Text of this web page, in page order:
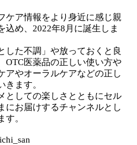
ア情報をより身近に感じ親
込め、2022年8月に誕生しま
た不調」や放っておくと良
OTC医薬品の正しい使い方や
アやオーラルケアなどの正し
きます。
しての楽しさとともにセル
にお届けするチャンネルとし
す。